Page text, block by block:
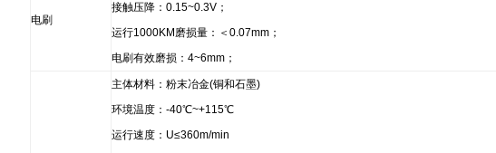
电刷
接触压降：0.15~0.3V；
运行1000KM磨损量：＜0.07mm；
电刷有效磨损：4~6mm；
主体材料：粉末冶金(铜和石墨)
环境温度：-40℃~+115℃
运行速度：U≤360m/min